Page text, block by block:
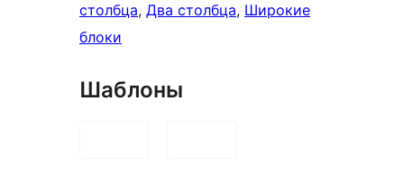
столбца, Два столбца, Широкие
блоки
Шаблоны